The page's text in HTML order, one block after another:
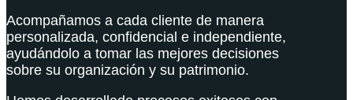
Acompañamos a cada cliente de manera
personalizada, confidencial e independiente,
ayudándolo a tomar las mejores decisiones
sobre su organización y su patrimonio.